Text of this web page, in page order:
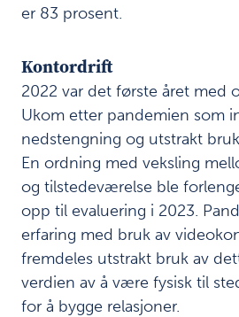
er 83 prosent.
Kontordrift
2022 var det første året med
Ukom etter pandemien som
nedstengning og utstrakt
En ordning med veksling
og tilstedeværelse ble
opp til evaluering i 2023.
erfaring med bruk av
fremdeles utstrakt bruk av
verdien av å være fysisk til
for å bygge relasjoner.